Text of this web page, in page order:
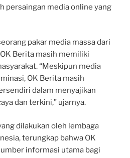
persaingan media online yang
pakar media massa dari
Berita masih memiliki
“Meskipun media
OK Berita masih
dalam menyajikan
dan terkini,” ujarnya.
dilakukan oleh lembaga
terungkap bahwa OK
informasi utama bagi